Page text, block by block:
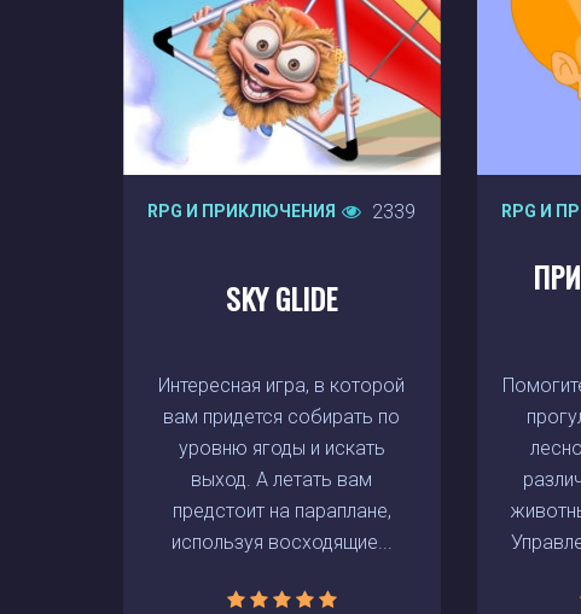
RPG И ПРИКЛЮЧЕНИЯ 2339
SKY GLIDE
Интересная игра, в которой
вам придется собирать по
уровню ягоды и искать
выход. А летать вам
предстоит на параплане,
используя восходящие...
RPG И